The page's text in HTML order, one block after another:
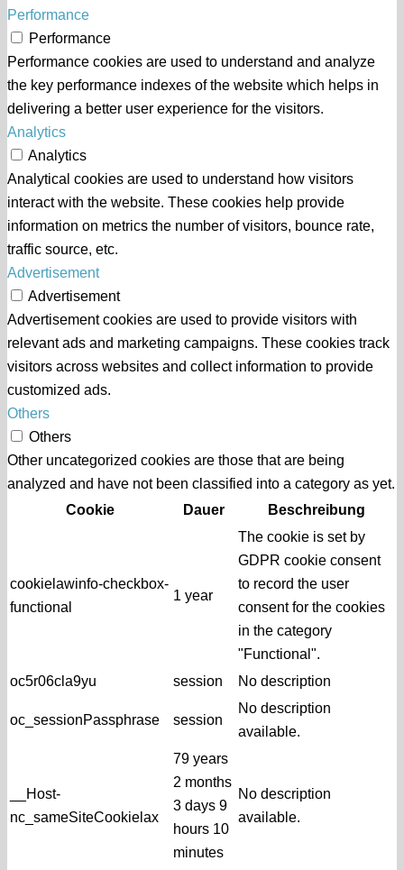
Performance
Performance
Performance cookies are used to understand and analyze
the key performance indexes of the website which helps in
delivering a better user experience for the visitors.
Analytics
Analytics
Analytical cookies are used to understand how visitors
interact with the website. These cookies help provide
information on metrics the number of visitors, bounce rate,
traffic source, etc.
Advertisement
Advertisement
Advertisement cookies are used to provide visitors with
relevant ads and marketing campaigns. These cookies track
visitors across websites and collect information to provide
customized ads.
Others
Others
Other uncategorized cookies are those that are being
analyzed and have not been classified into a category as yet.
Cookie
Dauer Beschreibung
cookielawinfo-checkbox-
functional
1 year
The cookie is set by
GDPR cookie consent
to record the user
consent for the cookies
in the category
"Functional".
oc5r06cla9yu
session No description
oc_sessionPassphrase session
No description
available.
__Host-
nc_sameSiteCookielax
79 years
2 months
3 days 9
hours 10
minutes
No description
available.